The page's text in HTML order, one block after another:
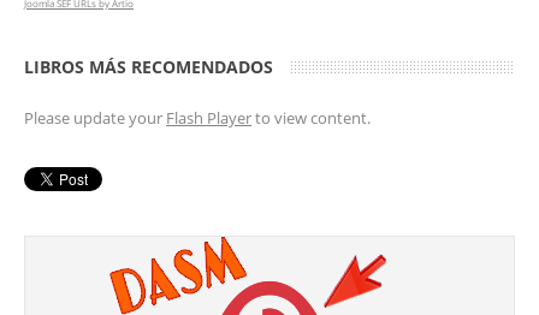
Joomla SEF URLs by Artio
LIBROS MÁS RECOMENDADOS
Please update your Flash Playerto view content.